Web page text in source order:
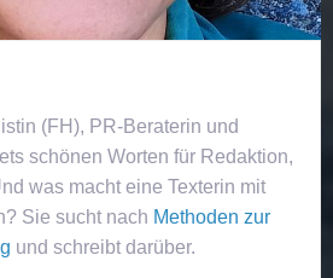
(FH), PR-Beraterin und
schönen Worten für Redaktion,
was macht eine Texterin mit
Sie sucht nach Methoden zur
und schreibt darüber.